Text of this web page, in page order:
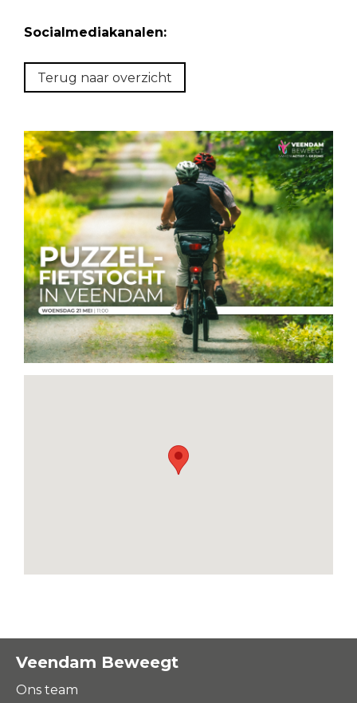
Socialmediakanalen:
Terug naar overzicht
Veendam Beweegt
Ons team